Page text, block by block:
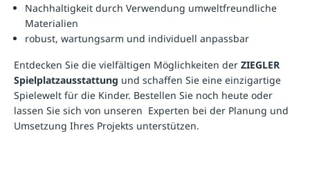
Nachhaltigkeit durch Verwendung umweltfreundliche
Materialien
robust, wartungsarm und individuell anpassbar
Entdecken Sie die vielfältigen Möglichkeiten der ZIEGLER
Spielplatzausstattung und schaffen Sie eine einzigartige
Spielewelt für die Kinder. Bestellen Sie noch heute oder
lassen Sie sich von unseren Experten bei der Planung und
Umsetzung Ihres Projekts unterstützen.